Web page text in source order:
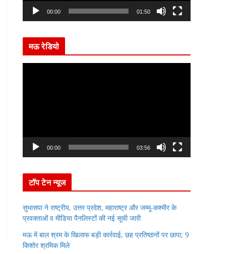
a
r
00:00 01:50
मऊ रेडियो
a
r
00:00 03:56
टॉप टेन न्यूज
सुभासपा ने राष्ट्रीय, उत्तर प्रदेश, महाराष्ट्र और जम्मू-कश्मीर के
प्रवक्ताओं व मीडिया पैनलिस्टों की नई सूची जारी
मऊ में बाल श्रम के खिलाफ बड़ी कार्रवाई, छह प्रतिष्ठानों पर छापा; 9
किशोर श्रमिक मिले